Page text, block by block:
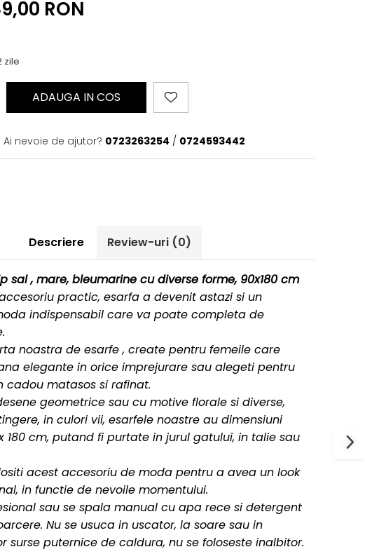
RON
zile
ADAUGA IN COS
Ai nevoie de ajutor? 0723263254 / 0724593442
Descriere Review-uri (0)
sal , mare, bleumarine cu diverse forme, 90x180 cm
practic, esarfa a devenit astazi si un
indispensabil care va poate completa de
noastra de esarfe , create pentru femeile care
elegante in orice imprejurare sau alegeti pentru
cadou matasos si rafinat.
geometrice sau cu motive florale si diverse,
in culori vii, esarfele noastre au dimensiuni
180 cm, putand fi purtate in jurul gatului, in talie sau
acest accesoriu de moda pentru a avea un look
in functie de nevoile momentului.
sau se spala manual cu apa rece si detergent
Nu se usuca in uscator, la soare sau in
surse puternice de caldura, nu se foloseste inalbitor.